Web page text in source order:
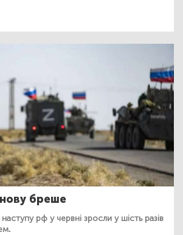
бреше
рф у червні зросли у шість разів